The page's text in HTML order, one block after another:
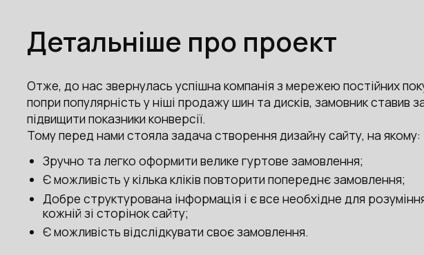
Детальніше про проект
Отже, до нас звернулась успішна компанія з мережею постійних
попри популярність у ніші продажу шин та дисків, замовник ставив
підвищити показники конверсії.
Тому перед нами стояла задача створення дизайну сайту, на якому:
Зручно та легко оформити велике гуртове замовлення;
Є можливість у кілька кліків повторити попереднє замовлення;
Добре структурована інформація і є все необхідне для
кожній зі сторінок сайту;
Є можливість відслідкувати своє замовлення.